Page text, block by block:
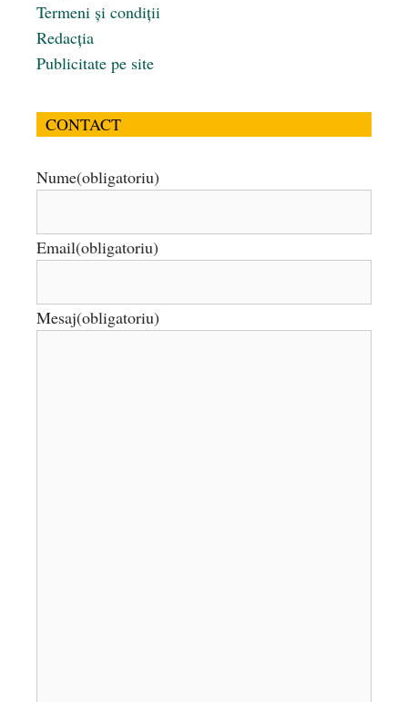
Termeni și condiții
Redacția
Publicitate pe site
CONTACT
Nume(obligatoriu)
Email(obligatoriu)
Mesaj(obligatoriu)